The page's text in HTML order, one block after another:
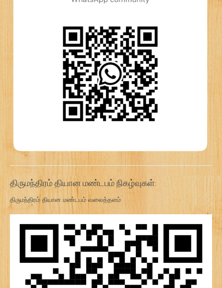
திருமந்திரம் தியான மண்டபம் நிகழ்வுகள்:
திருமந்திரம் தியான மண்டபம் வலைத்தளம்